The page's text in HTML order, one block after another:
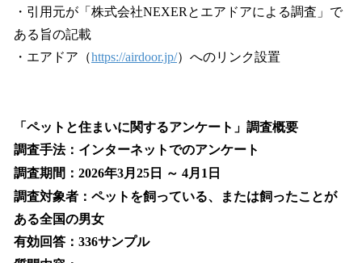
・引用元が「株式会社NEXERとエアドアによる調査」で
ある旨の記載
・エアドア（https://airdoor.jp/）へのリンク設置
「ペットと住まいに関するアンケート」調査概要
調査手法：インターネットでのアンケート
調査期間：2026年3月25日 ～ 4月1日
調査対象者：ペットを飼っている、または飼ったことが
ある全国の男女
有効回答：336サンプル